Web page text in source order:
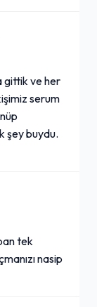
gittik ve her
serum
şey buydu.
tek
nasip